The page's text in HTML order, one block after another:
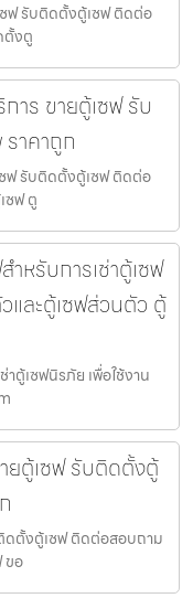
ฟ รับติดตั้งตู้เซฟ ติดต่อ
ตั้งตู
าร ขายตู้เซฟ รับ
าคาถูก
ซฟ รับติดตั้งตู้เซฟ ติดต่อ
ซฟ ตู
ำหรับการเช่าตู้เซฟ
และตู้เซฟส่วนตัว ตู้
าตู้เซฟนิรภัย เพื่อใช้งาน
ยตู้เซฟ รับติดตั้งตู้
ดตั้งตู้เซฟ ติดต่อสอบถาม
ขอ